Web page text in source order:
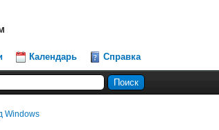
Календарь Справка
Windows